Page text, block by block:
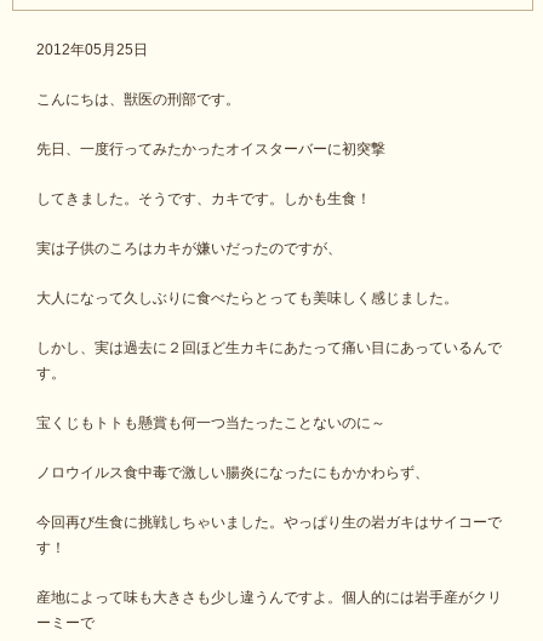
2012年05月25日
こんにちは、獣医の刑部です。
先日、一度行ってみたかったオイスターバーに初突撃
してきました。そうです、カキです。しかも生食！
実は子供のころはカキが嫌いだったのですが、
大人になって久しぶりに食べたらとっても美味しく感じました。
しかし、実は過去に２回ほど生カキにあたって痛い目にあっているんで
す。
宝くじもトトも懸賞も何一つ当たったことないのに～
ノロウイルス食中毒で激しい腸炎になったにもかかわらず、
今回再び生食に挑戦しちゃいました。やっぱり生の岩ガキはサイコーで
す！
産地によって味も大きさも少し違うんですよ。個人的には岩手産がクリ
ーミーで